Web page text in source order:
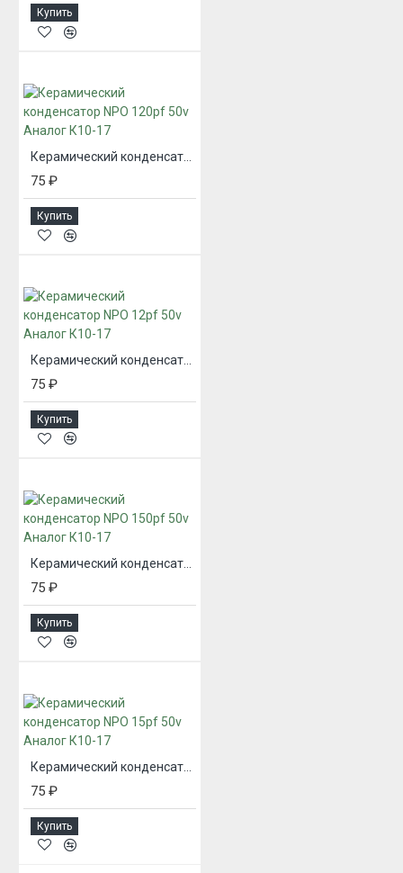
Купить
Керамический конденсатор NPO 120pf 50v Аналог К10-17
75 ₽
Купить
75 ₽
Купить
75 ₽
Купить
75 ₽
Купить